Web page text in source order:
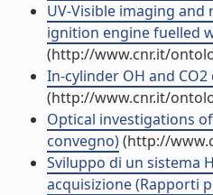
UV-Visible imaging
ignition engine fuelled
(http://www.cnr.it/
In-cylinder OH and
(http://www.cnr.it/
Optical investigations
convegno)(http://
Sviluppo di un sistema
acquisizione (Rapporti